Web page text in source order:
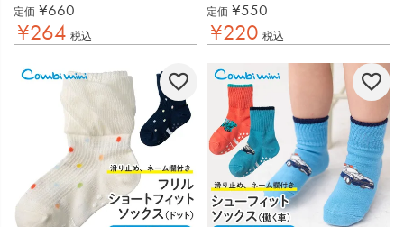
定価 ¥660
¥264 税込
定価 ¥550
¥220 税込